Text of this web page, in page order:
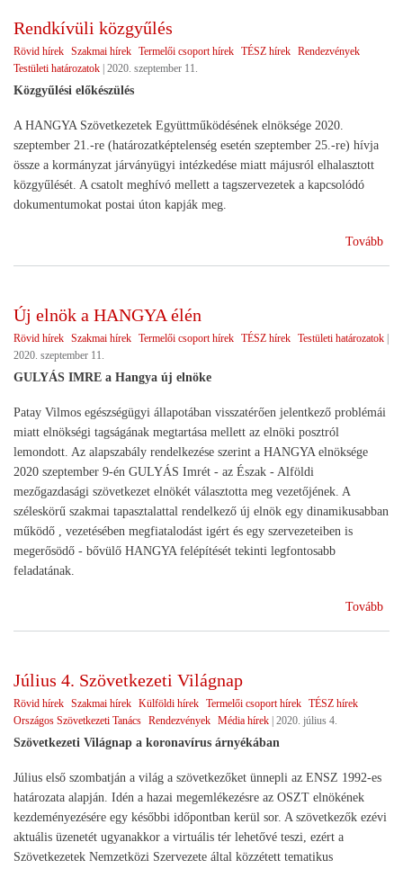
Rendkívüli közgyűlés
Rövid hírek Szakmai hírek Termelői csoport hírek TÉSZ hírek Rendezvények
Testületi határozatok 2020. szeptember 11.
Közgyűlési előkészülés
A HANGYA Szövetkezetek Együttműködésének elnöksége 2020.
szeptember 21.-re (határozatképtelenség esetén szeptember 25.-re) hívja
össze a kormányzat járványügyi intézkedése miatt májusról elhalasztott
közgyűlését. A csatolt meghívó mellett a tagszervezetek a kapcsolódó
dokumentumokat postai úton kapják meg.
Tovább
Új elnök a HANGYA élén
Rövid hírek Szakmai hírek Termelői csoport hírek TÉSZ hírek Testületi határozatok |
2020. szeptember 11.
GULYÁS IMRE a Hangya új elnöke
Patay Vilmos egészségügyi állapotában visszatérően jelentkező problémái
miatt elnökségi tagságának megtartása mellett az elnöki posztról
lemondott. Az alapszabály rendelkezése szerint a HANGYA elnöksége
2020 szeptember 9-én GULYÁS Imrét - az Észak - Alföldi
mezőgazdasági szövetkezet elnökét választotta meg vezetőjének. A
széleskörű szakmai tapasztalattal rendelkező új elnök egy dinamikusabban
működő , vezetésében megfiatalodást igért és egy szervezeteiben is
megerősödő - bővülő HANGYA felépítését tekinti legfontosabb
feladatának.
Tovább
Július 4. Szövetkezeti Világnap
Rövid hírek Szakmai hírek Külföldi hírek Termelői csoport hírek TÉSZ hírek
Országos Szövetkezeti Tanács Rendezvények Média hírek 2020. július 4.
Szövetkezeti Világnap a koronavírus árnyékában
Július első szombatján a világ a szövetkezőket ünnepli az ENSZ 1992-es
határozata alapján. Idén a hazai megemlékezésre az OSZT elnökének
kezdeményezésére egy későbbi időpontban kerül sor. A szövetkezők ezévi
aktuális üzenetét ugyanakkor a virtuális tér lehetővé teszi, ezért a
Szövetkezetek Nemzetközi Szervezete által közzétett tematikus